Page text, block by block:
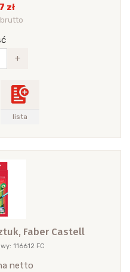
zł
brutto
+
lista
Faber Castell
116612 FC
netto